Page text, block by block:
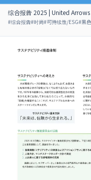
综合报告 2025 | United
#综合报告#时尚#可持续性/ESG#黑